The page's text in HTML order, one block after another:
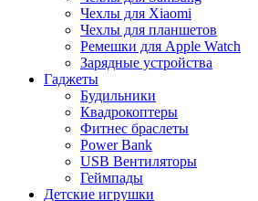
Чехлы для Xiaomi
Чехлы для планшетов
Ремешки для Apple Watch
Зарядные устройства
Гаджеты
Будильники
Квадрокоптеры
Фитнес браслеты
Power Bank
USB Вентиляторы
Геймпады
Детские игрушки